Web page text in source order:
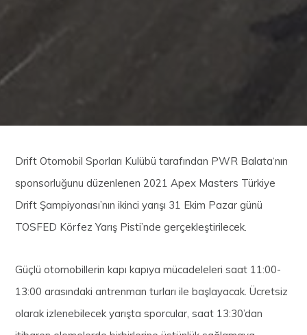
Drift Otomobil Sporları Kulübü tarafından PWR Balata‘nın
sponsorluğunu düzenlenen 2021 Apex Masters Türkiye
Drift Şampiyonası’nın ikinci yarışı 31 Ekim Pazar günü
TOSFED Körfez Yarış Pisti’nde gerçekleştirilecek.
Güçlü otomobillerin kapı kapıya mücadeleleri saat 11:00-
13:00 arasındaki antrenman turları ile başlayacak. Ücretsiz
olarak izlenebilecek yarışta sporcular, saat 13:30’dan